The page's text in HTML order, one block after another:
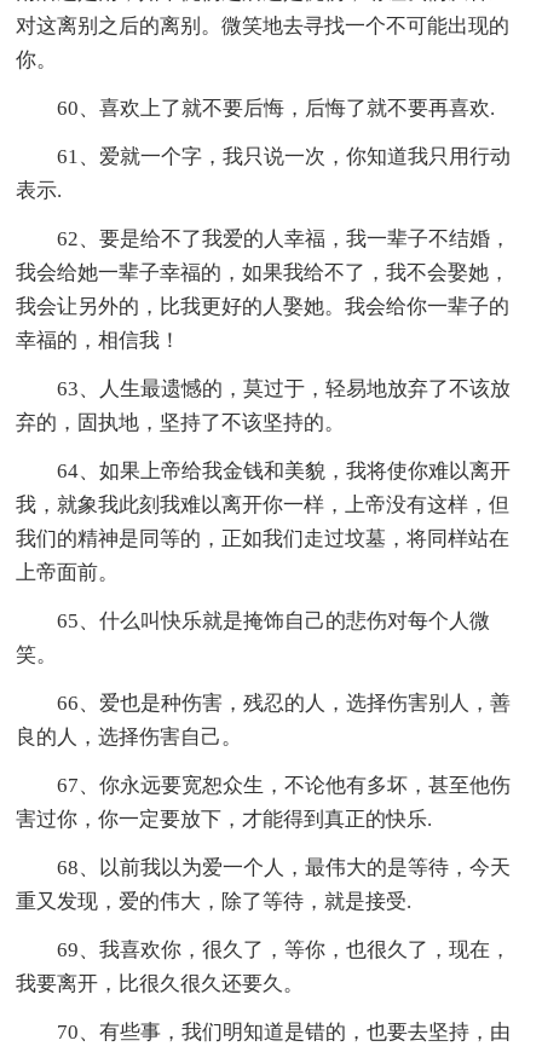
对这离别之后的离别。微笑地去寻找一个不可能出现的
你。
60、喜欢上了就不要后悔，后悔了就不要再喜欢.
61、爱就一个字，我只说一次，你知道我只用行动
表示.
62、要是给不了我爱的人幸福，我一辈子不结婚，
我会给她一辈子幸福的，如果我给不了，我不会娶她，
我会让另外的，比我更好的人娶她。我会给你一辈子的
幸福的，相信我！
63、人生最遗憾的，莫过于，轻易地放弃了不该放
弃的，固执地，坚持了不该坚持的。
64、如果上帝给我金钱和美貌，我将使你难以离开
我，就象我此刻我难以离开你一样，上帝没有这样，但
我们的精神是同等的，正如我们走过坟墓，将同样站在
上帝面前。
65、什么叫快乐就是掩饰自己的悲伤对每个人微
笑。
66、爱也是种伤害，残忍的人，选择伤害别人，善
良的人，选择伤害自己。
67、你永远要宽恕众生，不论他有多坏，甚至他伤
害过你，你一定要放下，才能得到真正的快乐.
68、以前我以为爱一个人，最伟大的是等待，今天
重又发现，爱的伟大，除了等待，就是接受.
69、我喜欢你，很久了，等你，也很久了，现在，
我要离开，比很久很久还要久。
70、有些事，我们明知道是错的，也要去坚持，由